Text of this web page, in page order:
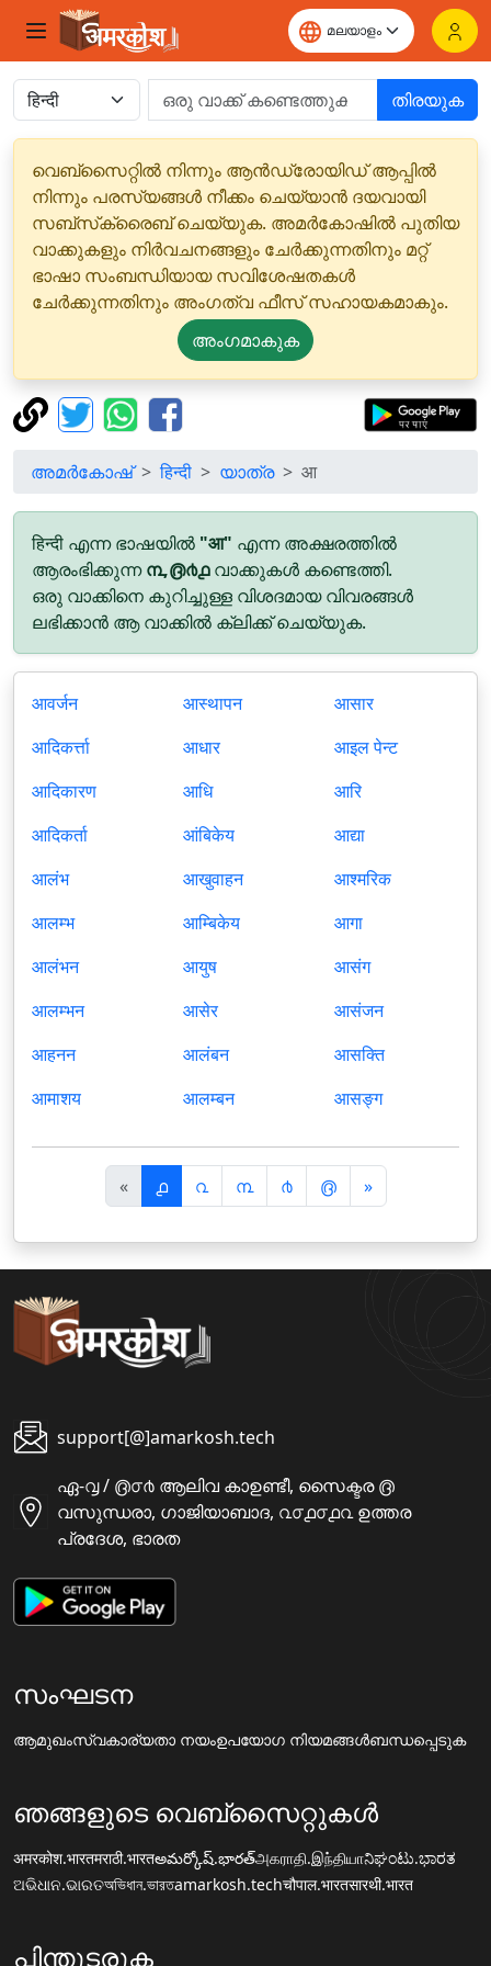
തിരയുക
വെബ്‌സൈറ്റിൽ നിന്നും ആൻഡ്രോയിഡ് ആപ്പിൽ
നിന്നും പരസ്യങ്ങൾ നീക്കം ചെയ്യാൻ ദയവായി
സബ്‌സ്‌ക്രൈബ് ചെയ്യുക. അമർകോഷിൽ പുതിയ
വാക്കുകളും നിർവചനങ്ങളും ചേർക്കുന്നതിനും മറ്റ്
ഭാഷാ സംബന്ധിയായ സവിശേഷതകൾ
ചേർക്കുന്നതിനും അംഗത്വ ഫീസ് സഹായകമാകും.
അംഗമാകുക
അമർകോഷ് हिन्दी യാത്ര आ
हिन्दी എന്ന ഭാഷയിൽ "आ" എന്ന അക്ഷരത്തിൽ
ആരംഭിക്കുന്ന൩,൫൪൧വാക്കുകൾ കണ്ടെത്തി.
ഒരു വാക്കിനെ കുറിച്ചുള്ള വിശദമായ വിവരങ്ങൾ
ലഭിക്കാൻ ആ വാക്കിൽ ക്ലിക്ക് ചെയ്യുക.
आवर्जन
आदिकर्त्ता
आदिकारण
आदिकर्ता
आलंभ
आलम्भ
आलंभन
आलम्भन
आहनन
आमाशय
आस्थापन
आधार
आधि
आंबिकेय
आखुवाहन
आम्बिकेय
आयुष
आसेर
आलंबन
आलम्बन
आसार
आइल पेन्ट
आरि
आद्या
आश्मरिक
आगा
आसंग
आसंजन
आसक्ति
आसङ्ग
«पि
छ
ला
൧ ൨ ൩ ൪ ൫ »अ
ग
ला
support[@]amarkosh.tech
ഏ-൮ / ൫൦൪ ആലിവ കാഉണ്ടീ, സൈക്ടര ൫
വസുന്ധരാ, ഗാജിയാബാദ, ൨൦൧൦൧൨ ഉത്തര
പ്രദേശ, ഭാരത
സംഘടന
ആമുഖംസ്വകാര്യതാ നയംഉപയോഗ നിയമങ്ങൾബന്ധപ്പെടുക
ഞങ്ങളുടെ വെബ്സൈറ്റുകൾ
अमरकोश.भारतमराठी.भारतఅమర్కోష్.భారత్அகராதி.இந்தியாನಿಘಂಟು.ಭಾರತ
ଅଭିଧାନ.ଭାରତঅভিধান.ভারতamarkosh.techचौपाल.भारतसारथी.भारत
പിന്തുടരുക